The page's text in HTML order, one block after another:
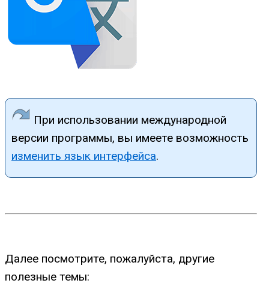
При использовании международной
версии программы, вы имеете возможность
изменить язык интерфейса.
Далее посмотрите, пожалуйста, другие
полезные темы: